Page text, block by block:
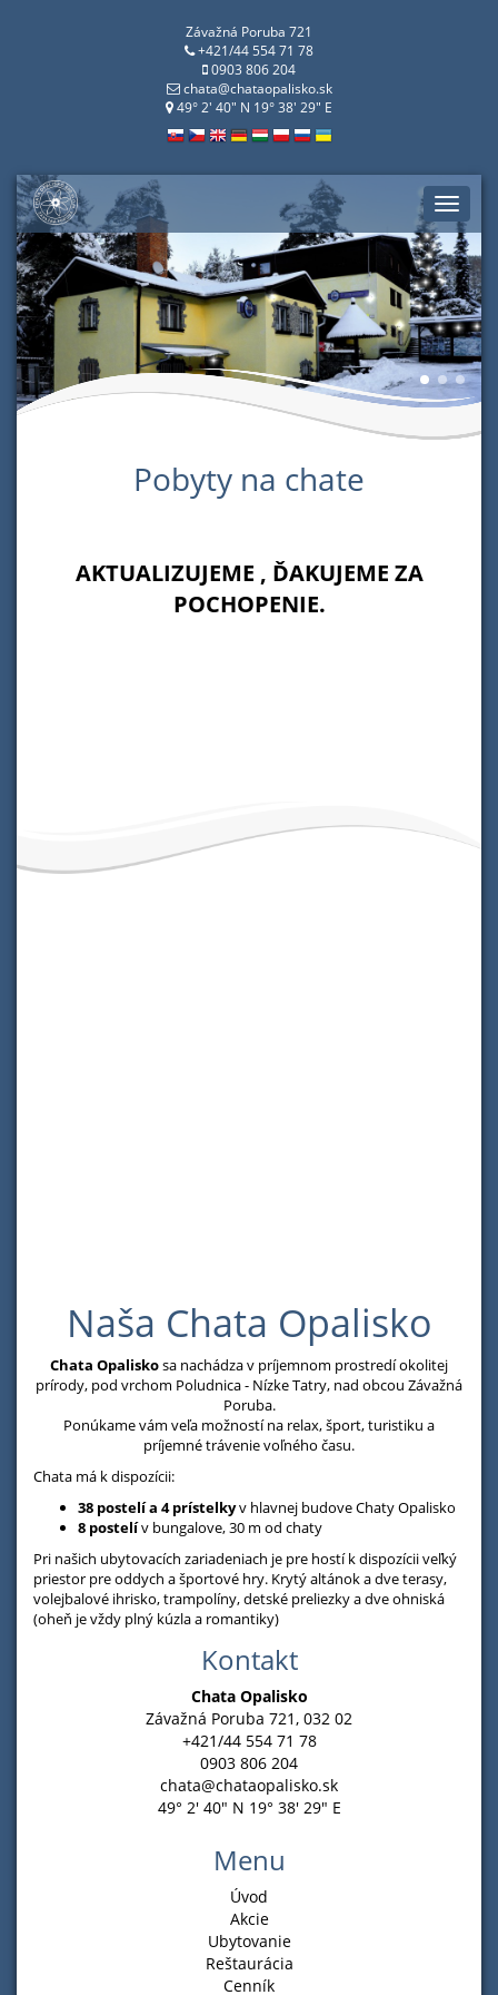
Závažná Poruba 721
+421/44 554 71 78
0903 806 204
chata@chataopalisko.sk
49° 2' 40" N 19° 38' 29" E
Toggle
Pobyty na chate
AKTUALIZUJEME , ĎAKUJEME ZA
POCHOPENIE.
Naša Chata Opalisko
Chata Opaliskosa nachádza v príjemnom prostredí okolitej
prírody, pod vrchom Poludnica - Nízke Tatry, nad obcou Závažná
Poruba.
Ponúkame vám veľa možností na relax, šport, turistiku a
príjemné trávenie voľného času.
Chata má k dispozícii:
38 postelí a 4 prístelkyv hlavnej budove Chaty Opalisko
8 postelív bungalove, 30 m od chaty
Pri našich ubytovacích zariadeniach je pre hostí k dispozícii veľký
priestor pre oddych a športové hry. Krytý altánok a dve terasy,
volejbalové ihrisko, trampolíny, detské preliezky a dve ohniská
(oheň je vždy plný kúzla a romantiky)
Kontakt
Chata Opalisko
Závažná Poruba 721, 032 02
+421/44 554 71 78
0903 806 204
chata@chataopalisko.sk
49° 2' 40" N 19° 38' 29" E
Menu
Úvod
Akcie
Ubytovanie
Reštaurácia
Cenník